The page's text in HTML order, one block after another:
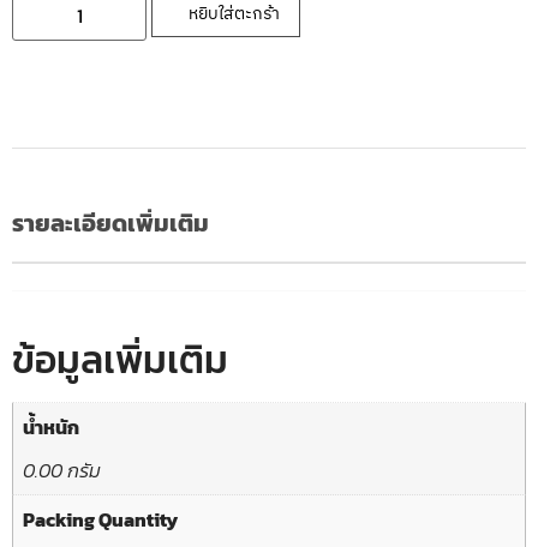
หยิบใส่ตะกร้า
รายละเอียดเพิ่มเติม
ข้อมูลเพิ่มเติม
น้ำหนัก
0.00 กรัม
Packing Quantity